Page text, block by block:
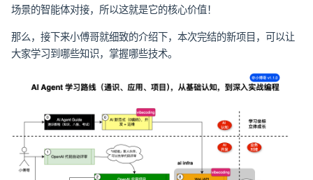
场景的智能体对接，所以这就是它的核心价值！
那么，接下来小傅哥就细致的介绍下，本次完结的新项目，可以让
大家学习到哪些知识，掌握哪些技术。